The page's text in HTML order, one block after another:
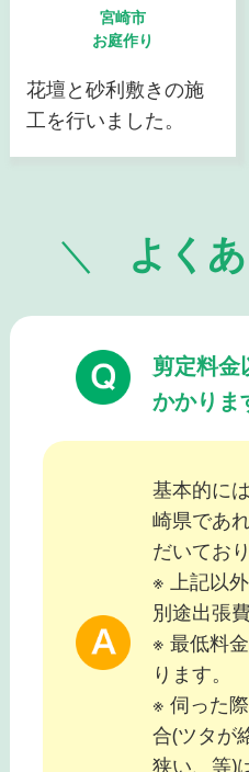
宮崎市
お庭作り
花壇と砂利敷きの施
工を行いました。
よく
剪定料金
かかりま
基本的に
崎県であ
だいてお
※ 上記以
別途出張
※ 最低料
ります。
※ 伺った
合(ツタが
狭い、等)